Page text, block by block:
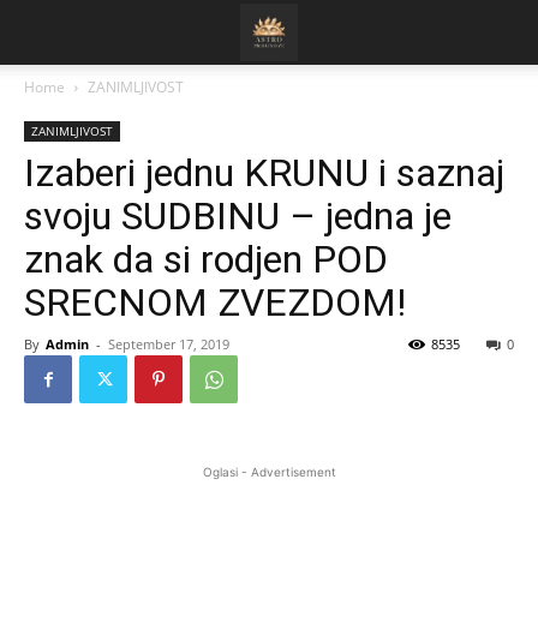
Home ZANIMLJIVOST
ZANIMLJIVOST
Izaberi jednu KRUNU i saznaj
svoju SUDBINU – jedna je
znak da si rodjen POD
SRECNOM ZVEZDOM!
By Admin - September 17, 2019 0
8535
Oglasi - Advertisement